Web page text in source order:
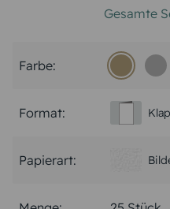
Gesamte
Farbe:
Format:
Papierart: